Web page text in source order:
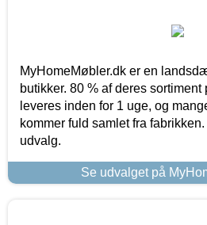
MyHomeMøbler.dk er en
butikker. 80 % af deres
leveres inden for 1 uge, og
kommer fuld samlet fra
udvalg.
Se udvalget på